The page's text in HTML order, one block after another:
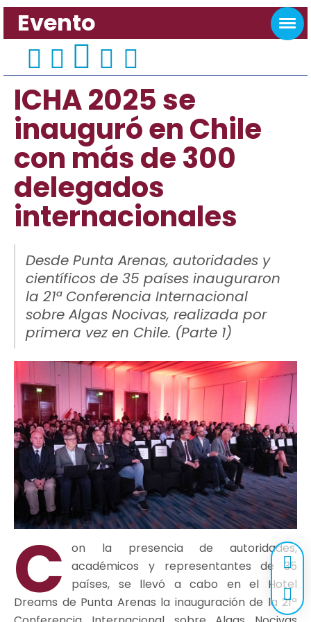
Evento
ICHA 2025 se
inauguró en Chile
con más de 300
delegados
internacionales
Desde Punta Arenas, autoridades y
científicos de 35 países inauguraron
la 21ª Conferencia Internacional
sobre Algas Nocivas, realizada por
primera vez en Chile. (Parte 1)
C
on la presencia de autoridades,
académicos y representantes de 35
países, se llevó a cabo en el Hotel
Dreams de Punta Arenas la inauguración de la 21ª